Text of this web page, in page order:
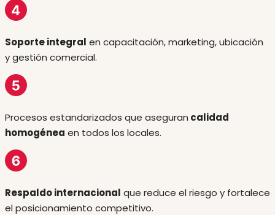
Soporte integral en capacitación, marketing, ubicación
y gestión comercial.
Procesos estandarizados que aseguran calidad
homogénea en todos los locales.
Respaldo internacional que reduce el riesgo y fortalece
el posicionamiento competitivo.